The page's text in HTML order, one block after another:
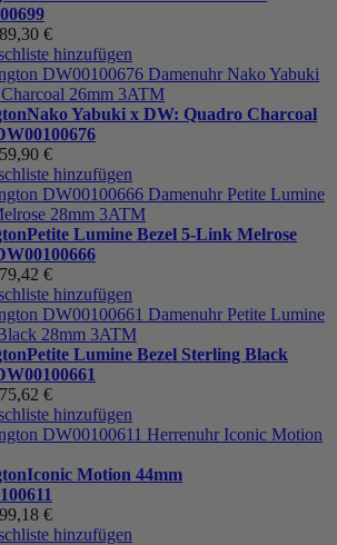
89,30 €
hinzufügen
Nako Yabuki x DW: Quadro Charcoal
59,90 €
hinzufügen
Petite Lumine Bezel 5-Link Melrose
79,42 €
hinzufügen
Petite Lumine Bezel Sterling Black
75,62 €
hinzufügen
Iconic Motion 44mm
99,18 €
hinzufügen